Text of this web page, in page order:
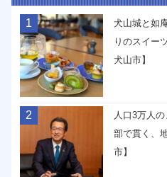
1
犬山城と如
りのスイー
犬山市】
2
人口3万人
部で貫く、
市】